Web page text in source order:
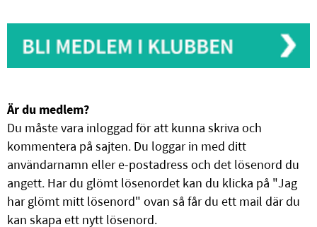
Är du medlem?
Du måste vara inloggad för att kunna skriva och
kommentera på sajten. Du loggar in med ditt
användarnamn eller e-postadress och det lösenord du
angett. Har du glömt lösenordet kan du klicka på "Jag
har glömt mitt lösenord" ovan så får du ett mail där du
kan skapa ett nytt lösenord.